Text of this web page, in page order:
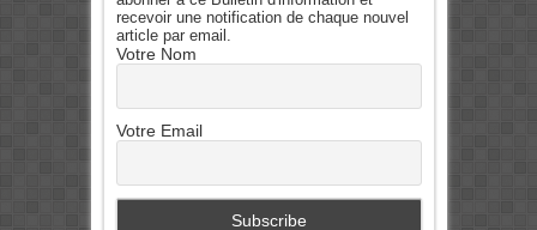
recevoir une notification de chaque nouvel
article par email.
Votre Nom
Votre Email